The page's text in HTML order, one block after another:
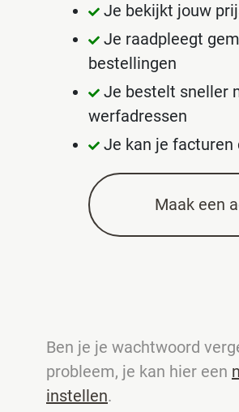
Je bekijkt jouw
Je raadpleegt
bestellingen
Je bestelt sneller
werfadressen
Je kan je facturen
Maak een
Ben je je wachtwoord
probleem, je kan hier een
instellen.